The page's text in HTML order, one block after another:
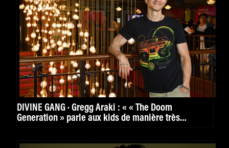
DIVINE GANG · Gregg Araki : « « The Doom
Generation » parle aux kids de manière très